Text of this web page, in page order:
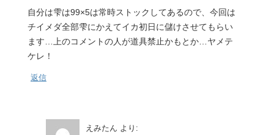
自分は雫は99×5は常時ストックしてあるので、今回は
チイメダ全部雫にかえてイカ初日に儲けさせてもらい
ます…上のコメントの人が道具禁止かもとか…ヤメテ
ケレ！
返信
えみたん より: